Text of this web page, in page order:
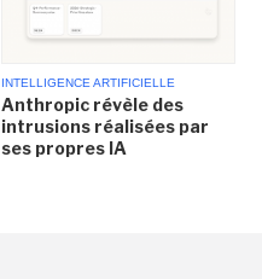
INTELLIGENCE ARTIFICIELLE
Anthropic révèle des
intrusions réalisées par
ses propres IA